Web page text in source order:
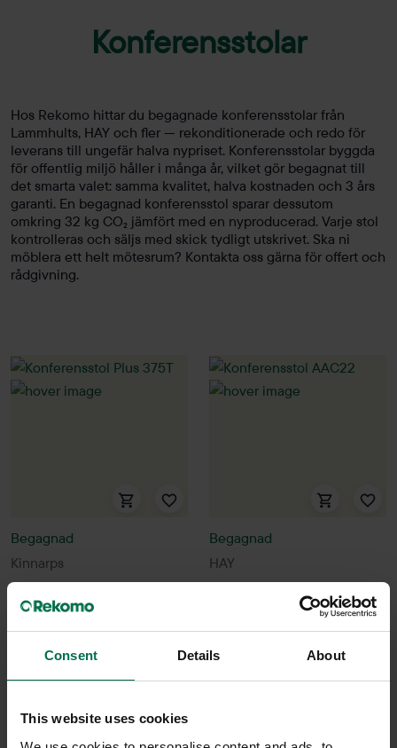
Consent Details About
This website uses cookies
Konferensstolar
Hos Rekomo hittar du begagnade konferensstolar från
Lammhults, HAY och fler — rekonditionerade och redo för
leverans till ungefär halva nypriset. Konferensstolar byggda
för offentlig miljö håller i många år, vilket gör begagnat till
det smarta valet: samma kvalitet, halva kostnaden och 3 års
garanti. En begagnad konferensstol sparar dessutom
omkring 32 kg CO₂ jämfört med en nyproducerad. Varje stol
kontrolleras och säljs med skick tydligt utskrivet. Ska ni
möblera ett helt mötesrum? Kontakta oss gärna för offert och
rådgivning.
Kinnarps
Begagnad
1950 kr
Hyr från /mån
22 i lager
Sparar miljön ca 56 kg
C02
HAY
Begagnad
Konferensstol AAC22
1550 kr
Hyr från /mån